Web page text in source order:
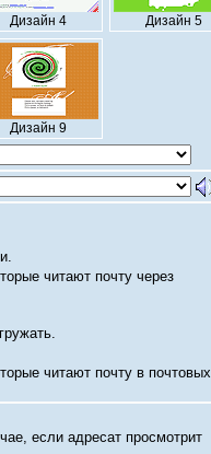
Дизайн 4 Дизайн 5
Дизайн 9
читают почту через
читают почту в почтовых
если адресат просмотрит